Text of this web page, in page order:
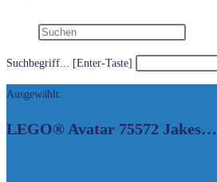
Suchbegriff... [Enter-Taste]
Ausgewählt:
LEGO® Avatar 75572 Jakes…